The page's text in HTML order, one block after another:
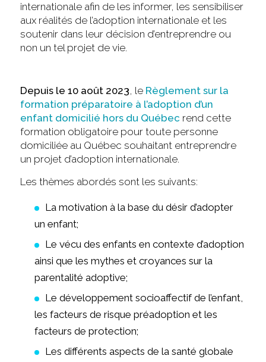
internationale afin de les informer, les sensibiliser
aux réalités de l’adoption internationale et les
soutenir dans leur décision d’entreprendre ou
non un tel projet de vie.
Depuis le 10 août 2023, le Règlement sur la
formation préparatoire à l’adoption d’un
enfant domicilié hors du Québec rend cette
formation obligatoire pour toute personne
domiciliée au Québec souhaitant entreprendre
un projet d’adoption internationale.
Les thèmes abordés sont les suivants:
La motivation à la base du désir d’adopter
un enfant;
Le vécu des enfants en contexte d’adoption
ainsi que les mythes et croyances sur la
parentalité adoptive;
Le développement socioaffectif de l’enfant,
les facteurs de risque préadoption et les
facteurs de protection;
Les différents aspects de la santé globale